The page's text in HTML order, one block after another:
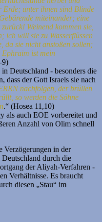
Erde; unter ihnen sind Blinde
miteinander; eine
Weinend kommen sie,
ich will sie zu Wasserflüssen
da sie nicht anstoßen sollen;
Ephraim ist mein
9)
Deutschland - besonders die
dass der Gott Israels sie nach
nachfolgen, der brüllen
so werden die Söhne
.“ (Hosea 11,10)
als auch EOE vorbereitet und
Anzahl von Olim schnell
Verzögerungen in der
durch die
der Aliyah-Verfahren -
Verhältnisse. Es braucht
diesen „Stau“ im